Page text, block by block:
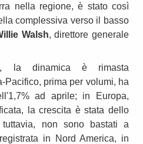
nella regione, è stato così
complessiva verso il basso
Walsh, direttore generale
la dinamica è rimasta
Pacifico, prima per volumi, ha
ad aprile; in Europa,
la crescita è stata dello
tuttavia, non sono bastati a
in Nord America, in